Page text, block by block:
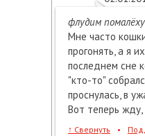
флудим
Мне часто
прогонять, а я
последнем сне
"кто-то"
проснулась, в
Вот теперь
↑ Свернуть •